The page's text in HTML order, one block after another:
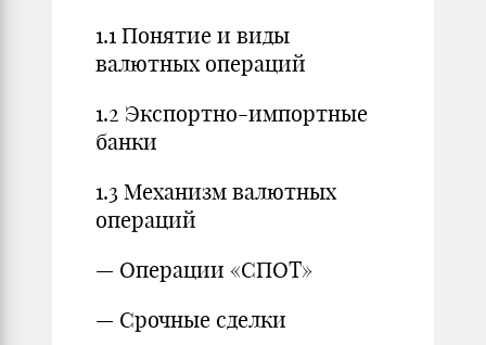
1.1 Понятие и виды
валютных операций
1.2 Экспортно-импортные
банки
1.3 Механизм валютных
операций
— Операции «СПОТ»
— Срочные сделки